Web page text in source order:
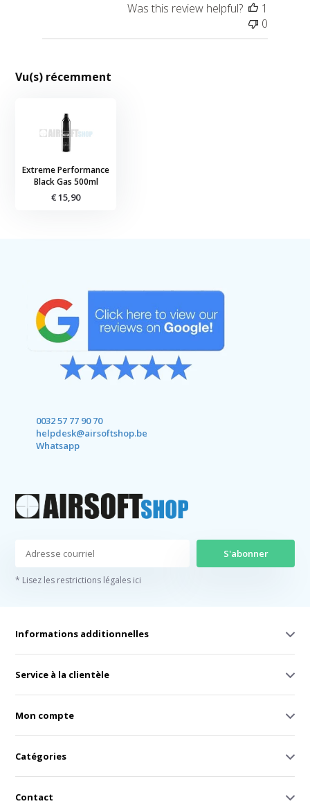
Was this review helpful?
1
0
Vu(s) récemment
Extreme Performance
Black Gas 500ml
€ 15,90
0032 57 77 90 70
helpdesk@airsoftshop.be
Whatsapp
S'abonner
* Lisez les restrictions légales ici
Informations additionnelles
Service à la clientèle
Mon compte
Catégories
Contact